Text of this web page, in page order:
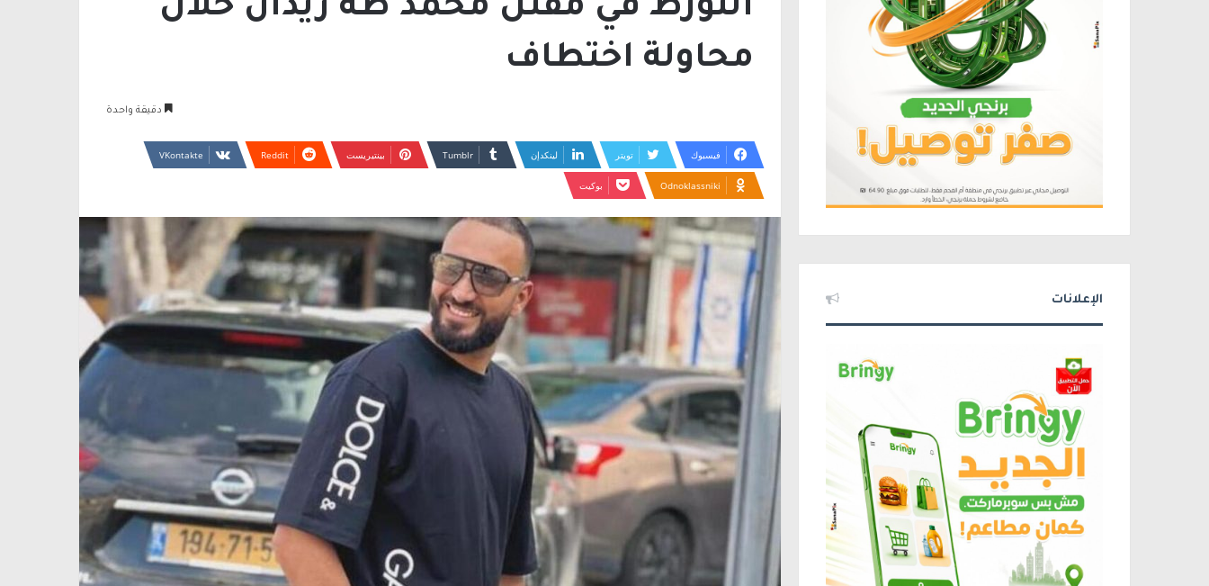
التورط في مقتل محمد طه زيدان خلال
محاولة اختطاف
دقيقة واحدة
فيسبوك تويتر لينكدإن بينتيريست
Odnoklassniki بوكيت
الإعلانات